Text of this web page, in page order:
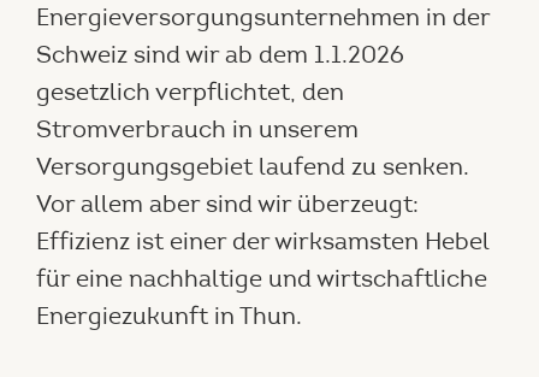
Energieversorgungsunternehmen in der
Schweiz sind wir ab dem 1.1.2026
gesetzlich verpflichtet, den
Stromverbrauch in unserem
Versorgungsgebiet laufend zu senken.
Vor allem aber sind wir überzeugt:
Effizienz ist einer der wirksamsten Hebel
für eine nachhaltige und wirtschaftliche
Energiezukunft in Thun.